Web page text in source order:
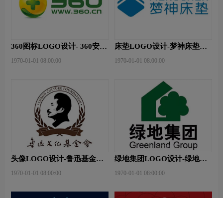
360图标LOGO设计- 360安全
1970-01-01 08:00:00
床垫LOGO设计-梦神床垫品
1970-01-01 08:00:00
头像LOGO设计-鲁迅基金会
1970-01-01 08:00:00
绿地集团LOGO设计-绿地集
1970-01-01 08:00:00